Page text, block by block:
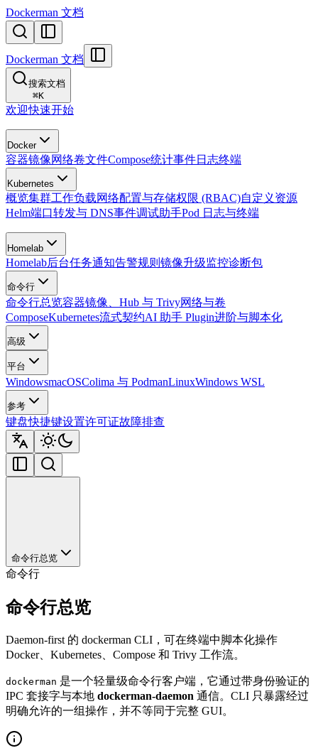
Dockerman 文档
Dockerman 文档
搜索文档
⌘K
欢迎快速开始
Docker
容器镜像网络卷文件Compose统计事件日志终端
Kubernetes
概览集群工作负载网络配置与存储权限 (RBAC)自定义资源
Helm端口转发与 DNS事件调试助手Pod 日志与终端
Homelab
Homelab后台任务通知告警规则 镜像升级监控诊断包
命令行
命令行总览容器镜像、Hub 与 Trivy网络与卷
ComposeKubernetes流式契约AI 助手 Plugin进阶与脚本化
高级
平台
WindowsmacOSColima 与 PodmanLinuxWindows WSL
参考
键盘快捷键设置许可证故障排查
命令行总览
命令行
命令行总览
Daemon-first 的 dockerman CLI，可在终端中脚本化操作
Docker、Kubernetes、Compose 和 Trivy 工作流。
dockerman 是一个轻量级命令行客户端，它通过带身份验证的
IPC 套接字与本地 dockerman-daemon 通信。CLI 只暴露经过
明确允许的一组操作，并不等同于完整 GUI。